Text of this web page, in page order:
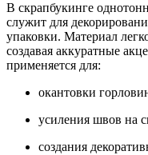
В скрапбукинге
служит для
упаковки. Материал
создавая аккуратные
применяется для:
окантовки
усиления швов на
создания